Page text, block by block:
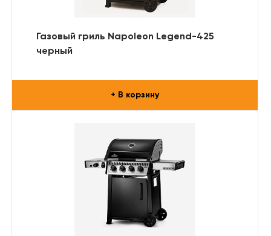
Газовый гриль Napoleon Legend-425
черный
+ В корзину